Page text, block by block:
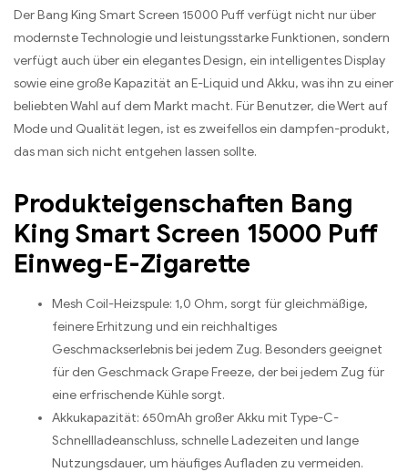
Der Bang King Smart Screen 15000 Puff verfügt nicht nur über
modernste Technologie und leistungsstarke Funktionen, sondern
verfügt auch über ein elegantes Design, ein intelligentes Display
sowie eine große Kapazität an E-Liquid und Akku, was ihn zu einer
beliebten Wahl auf dem Markt macht. Für Benutzer, die Wert auf
Mode und Qualität legen, ist es zweifellos ein dampfen-produkt,
das man sich nicht entgehen lassen sollte.
Produkteigenschaften Bang
King Smart Screen 15000 Puff
Einweg-E-Zigarette
Mesh Coil-Heizspule: 1,0 Ohm, sorgt für gleichmäßige,
feinere Erhitzung und ein reichhaltiges
Geschmackserlebnis bei jedem Zug. Besonders geeignet
für den Geschmack Grape Freeze, der bei jedem Zug für
eine erfrischende Kühle sorgt.
Akkukapazität: 650mAh großer Akku mit Type-C-
Schnellladeanschluss, schnelle Ladezeiten und lange
Nutzungsdauer, um häufiges Aufladen zu vermeiden.